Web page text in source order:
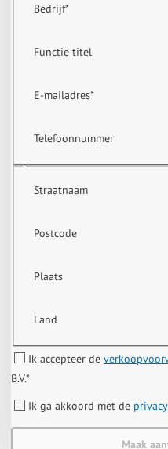
Bedrijf*
Functie titel
E-mailadres*
Telefoonnummer
Straatnaam
Postcode
Plaats
Land
Ik accepteer de
B.V.*
Ik ga akkoord met de
Maak